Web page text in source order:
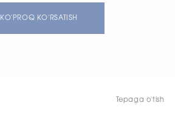
KO'PROQ KO'RSATISH
Tepaga o'tish